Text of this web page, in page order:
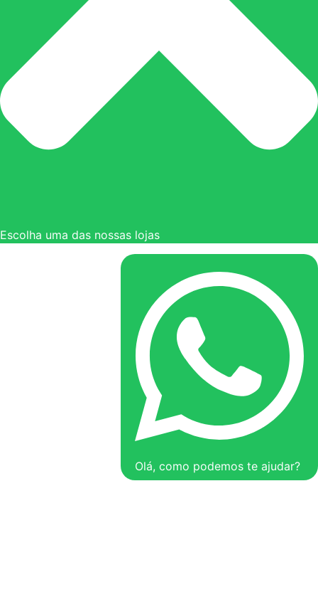
Escolha uma das nossas lojas
Olá, como podemos te ajudar?